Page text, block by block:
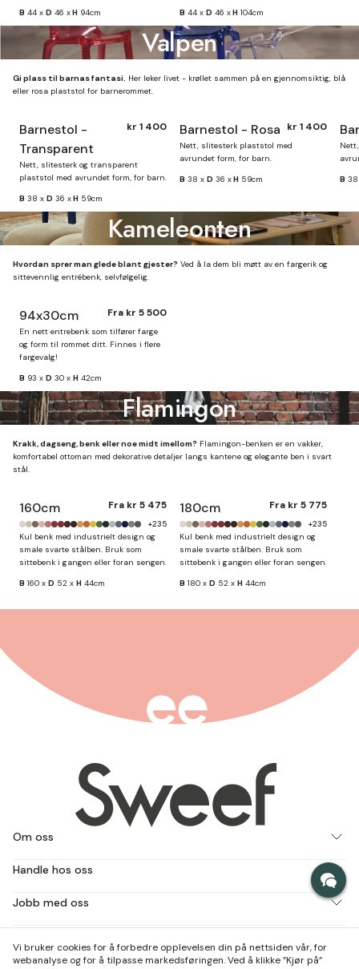
B 44 x D 46 xH 94cm
B 44 x D 46 xH 104cm
Valpen
Gi plass til barnas fantasi. Her leker livet - krøllet sammen på en gjennomsiktig, blå
eller rosa plaststol for barnerommet.
Barnestol -
Transparent
kr 1 400
Nett, slitesterk og transparent
plaststol med avrundet form, for barn.
B 38 x D 36 xH 59cm
Barnestol - Rosa kr 1 400
Nett, slitesterk plaststol med
avrundet form, for barn.
B 38 x D 36 xH 59cm
B
Kameleonten
Hvordan sprer man glede blant gjester? Ved å la dem bli møtt av en fargerik og
sittevennlig entrébenk, selvfølgelig.
94x30cm Fra kr 5 500
En nett entrebenk som tilfører farge
og form til rommet ditt. Finnes i flere
fargevalg!
B 93 x D 30 x H 42cm
Flamingon
Krakk, dagseng, benk eller noe midt imellom? Flamingon-benken er en vakker,
komfortabel ottoman med dekorative detaljer langs kantene og elegante ben i svart
stål.
160cm Fra kr 5 475
+235
Kul benk med industrielt design og
smale svarte stålben. Bruk som
sittebenk i gangen eller foran sengen.
B 160 x D 52 x H 44cm
180cm Fra kr 5 775
+235
Kul benk med industrielt design og
smale svarte stålben. Bruk som
sittebenk i gangen eller foran sengen.
B 180 x D 52 x H 44cm
Om oss
Handle hos oss
Jobb med oss
Vi bruker cookies for å forbedre opplevelsen din på nettsiden vår, for
webanalyse og for å tilpasse markedsføringen. Ved å klikke ”Kjør på”